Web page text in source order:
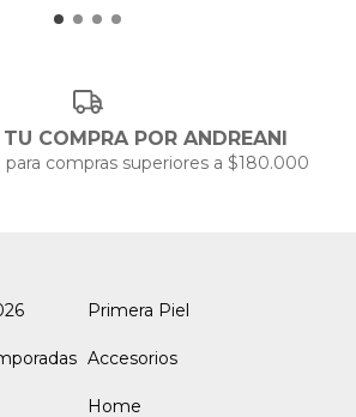
COMPRA POR ANDREANI
para compras superiores a $180.000
Primera Piel
Accesorios
Home